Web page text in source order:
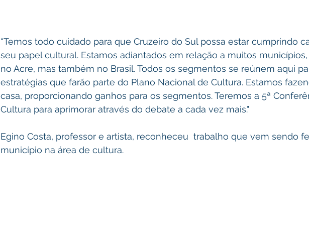
“Temos todo cuidado para que Cruzeiro do Sul possa estar cumprindo
seu papel cultural. Estamos adiantados em relação a muitos
no Acre, mas também no Brasil. Todos os segmentos se reúnem aqui
estratégias que farão parte do Plano Nacional de Cultura. Estamos
casa, proporcionando ganhos para os segmentos. Teremos a 5ª
Cultura para aprimorar através do debate a cada vez mais."
Egino Costa, professor e artista, reconheceu  trabalho que vem sendo
município na área de cultura.